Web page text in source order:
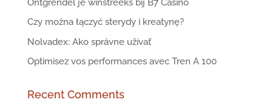
Czy można łączyć sterydy i kreatynę?
Nolvadex: Ako správne užívať
Optimisez vos performances avec Tren A 100
Recent Comments